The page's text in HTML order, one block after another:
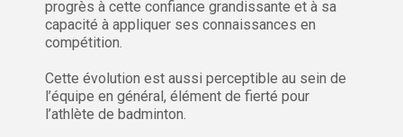
progrès à cette confiance grandissante et à sa
capacité à appliquer ses connaissances en
compétition.
Cette évolution est aussi perceptible au sein de
l’équipe en général, élément de fierté pour
l’athlète de badminton.